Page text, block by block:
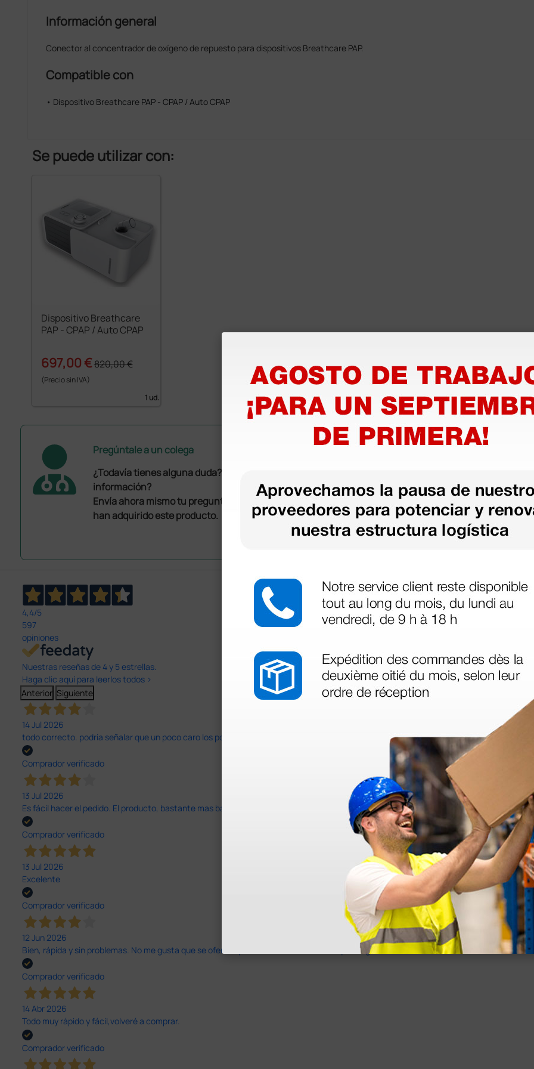
Información general
Conector al concentrador de oxígeno de repuesto para dispositivos Breathcare PAP.
Compatible con
• Dispositivo Breathcare PAP - CPAP / Auto CPAP
Se puede utilizar con:
Dispositivo Breathcare
PAP - CPAP / Auto CPAP
697,00 €820,00 €
(Precio sin IVA)
1 ud.
Pregúntale a un colega
¿Todavía tienes alguna duda? ¿Necesitas más
información?
Envía ahora mismo tu pregunta a los colegas que ya
han adquirido este producto.
4,4/5
597
opiniones
Nuestras reseñas de 4 y 5 estrellas.
Haga clic aquí para leerlos todos >
Anterior Siguiente
14 Jul 2026
todo correcto. podria señalar que un poco caro los portes y el plazo de entrega se alarga.
Comprador verificado
13 Jul 2026
Es fácil hacer el pedido. El producto, bastante mas barato que en otras plataformas de material médico. Pero el envío cuesta más del
Comprador verificado
13 Jul 2026
Excelente
Comprador verificado
12 Jun 2026
Bien, rápida y sin problemas. No me gusta que se oferten productos sin incluir el IVA que luego nos van a cobrar.
Comprador verificado
14 Abr 2026
Todo muy rápido y fácil,volveré a comprar.
Comprador verificado